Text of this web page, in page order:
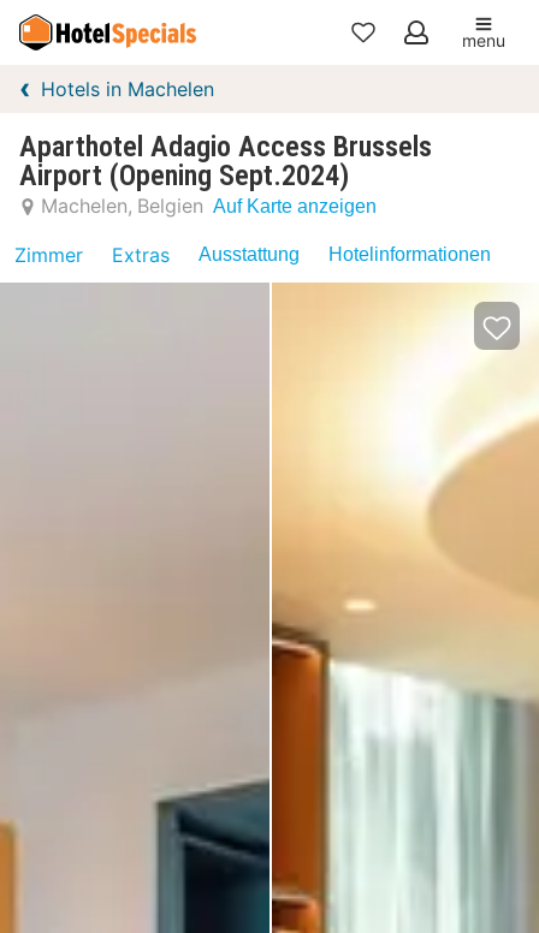
Meine
menu
Hotels in Machelen
Aparthotel Adagio Access Brussels
Airport (Opening Sept.2024)
Machelen Belgien Auf Karte anzeigen
Zimmer Extras Ausstattung Hotelinformationen